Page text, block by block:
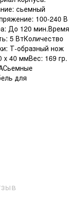
сьемный
100-240 В
До 120 мин.Время
5 ВтКоличество
Т-образный нож
40 ммВес: 169 гр.
для